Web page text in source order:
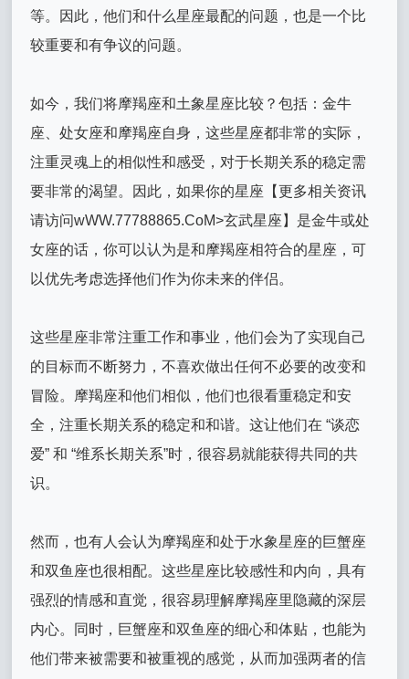
等。因此，他们和什么星座最配的问题，也是一个比
较重要和有争议的问题。
如今，我们将摩羯座和土象星座比较？包括：金牛
座、处女座和摩羯座自身，这些星座都非常的实际，
注重灵魂上的相似性和感受，对于长期关系的稳定需
要非常的渴望。因此，如果你的星座【更多相关资讯
请访问wWW.77788865.CoM>玄武星座】是金牛或处
女座的话，你可以认为是和摩羯座相符合的星座，可
以优先考虑选择他们作为你未来的伴侣。
这些星座非常注重工作和事业，他们会为了实现自己
的目标而不断努力，不喜欢做出任何不必要的改变和
冒险。摩羯座和他们相似，他们也很看重稳定和安
全，注重长期关系的稳定和和谐。这让他们在 “谈恋
爱” 和 “维系长期关系”时，很容易就能获得共同的共
识。
然而，也有人会认为摩羯座和处于水象星座的巨蟹座
和双鱼座也很相配。这些星座比较感性和内向，具有
强烈的情感和直觉，很容易理解摩羯座里隐藏的深层
内心。同时，巨蟹座和双鱼座的细心和体贴，也能为
他们带来被需要和被重视的感觉，从而加强两者的信